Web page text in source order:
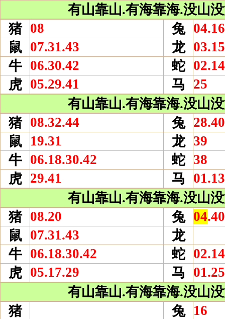
有山靠山.有海靠海.没山
猪 08 兔
鼠 07.31.43 龙
牛 06.30.42 蛇 02.14
虎 05.29.41 马
25
有山靠山.有海靠海.没山
猪 08.32.44 兔 28.40
鼠
19.31 龙 39
牛 06.18.30.42 蛇 38
虎 29.41 马
有山靠山.有海靠海.没山
猪 08.20 兔 04.40
鼠 07.31.43
龙
牛 06.18.30.42 蛇
虎 05.17.29 马
有山靠山.有海靠海.没山
猪
兔
16